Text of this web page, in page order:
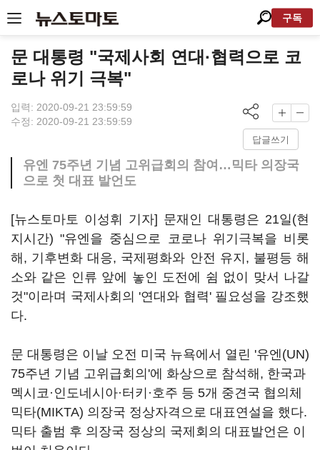
구독
문 대통령 "국제사회 연대·협력으로 코
로나 위기 극복"
입력: 2020-09-21 23:59:59
수정: 2020-09-21 23:59:59
답글쓰기
유엔 75주년 기념 고위급회의 참여…믹타 의장국
으로 첫 대표 발언도
[뉴스토마토 이성휘 기자] 문재인 대통령은 21일(현
지시간) "유엔을 중심으로 코로나 위기극복을 비롯
해, 기후변화 대응, 국제평화와 안전 유지, 불평등 해
소와 같은 인류 앞에 놓인 도전에 쉼 없이 맞서 나갈
것"이라며 국제사회의 '연대와 협력' 필요성을 강조했
다.
문 대통령은 이날 오전 미국 뉴욕에서 열린 '유엔(UN)
75주년 기념 고위급회의'에 화상으로 참석해, 한국과
멕시코·인도네시아·터키·호주 등 5개 중견국 협의체
믹타(MIKTA) 의장국 정상자격으로 대표연설을 했다.
믹타 출범 후 의장국 정상의 국제회의 대표발언은 이